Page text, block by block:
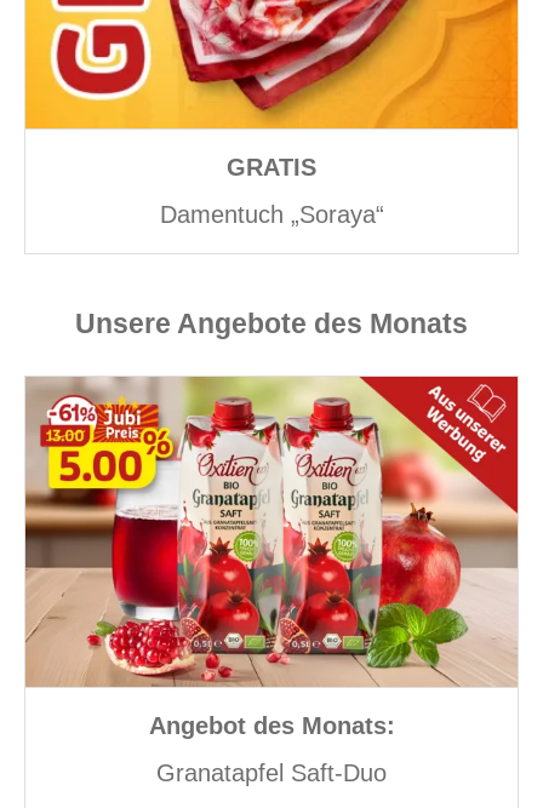
GRATIS
Damentuch „Soraya“
Unsere Angebote des Monats
Angebot des Monats:
Granatapfel Saft-Duo